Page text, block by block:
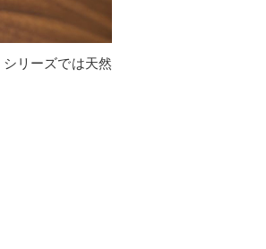
リーズでは天然